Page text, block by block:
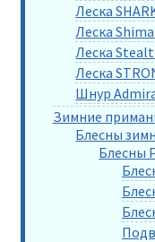
Леска
Леска
Леска
Леска
Шнур
Зимние
Блесны
Блесны